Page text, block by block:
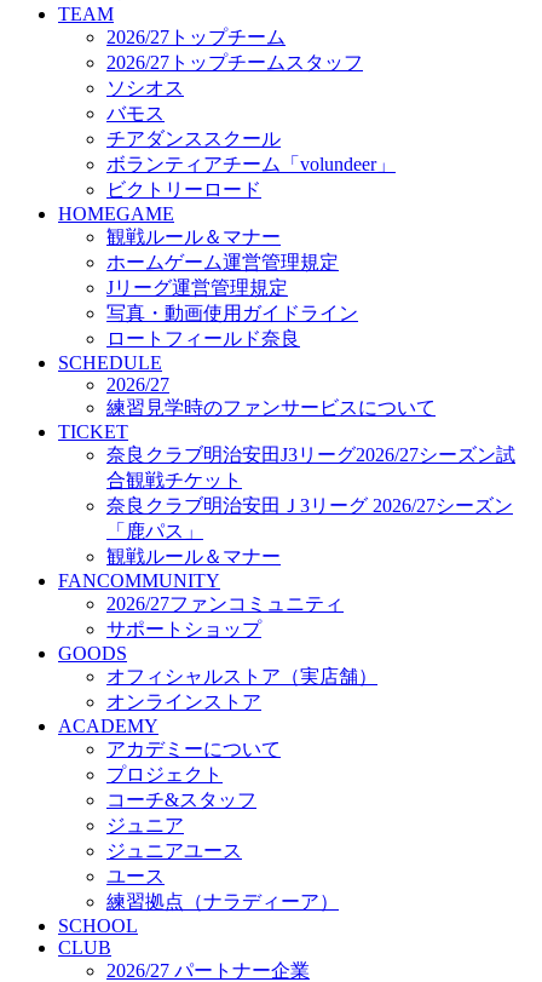
TICKET
奈良クラブ明治安田J3リーグ2026/27シーズン試
合観戦チケット
奈良クラブ明治安田Ｊ3リーグ 2026/27シーズン
「鹿パス」
観戦ルール＆マナー
FANCOMMUNITY
2026/27ファンコミュニティ
サポートショップ
GOODS
オフィシャルストア（実店舗）
オンラインストア
ACADEMY
アカデミーについて
プロジェクト
コーチ&スタッフ
ジュニア
ジュニアユース
ユース
練習拠点（ナラディーア）
SCHOOL
2026/27 パートナー企業
パートナー募集
クラブ理念
クラブ情報
サステナビリティ
Web制作支援
応援プロジェクト
TEAM
2026/27トップチーム
2026/27トップチームスタッフ
ソシオス
バモス
チアダンススクール
ボランティアチーム「volundeer」
ビクトリーロード
HOMEGAME
観戦ルール＆マナー
ホームゲーム運営管理規定
Jリーグ運営管理規定
写真・動画使用ガイドライン
ロートフィールド奈良
SCHEDULE
2026/27
練習見学時のファンサービスについて
TICKET
奈良クラブ明治安田J3リーグ2026/27シーズン試
合観戦チケット
奈良クラブ明治安田Ｊ3リーグ 2026/27シーズン
「鹿パス」
観戦ルール＆マナー
FANCOMMUNITY
2026/27ファンコミュニティ
サポートショップ
GOODS
オフィシャルストア（実店舗）
オンラインストア
ACADEMY
アカデミーについて
プロジェクト
コーチ&スタッフ
ジュニア
ジュニアユース
ユース
練習拠点（ナラディーア）
SCHOOL
CLUB
2026/27 パートナー企業